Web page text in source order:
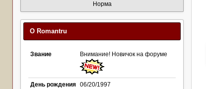
Норма
О Romantru
Звание Внимание! Новичок на форуме
День рождения 06/20/1997